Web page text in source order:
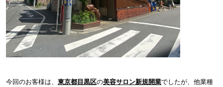
今回のお客様は、 東京都目黒区の美容サロン新規開業でしたが、他業種